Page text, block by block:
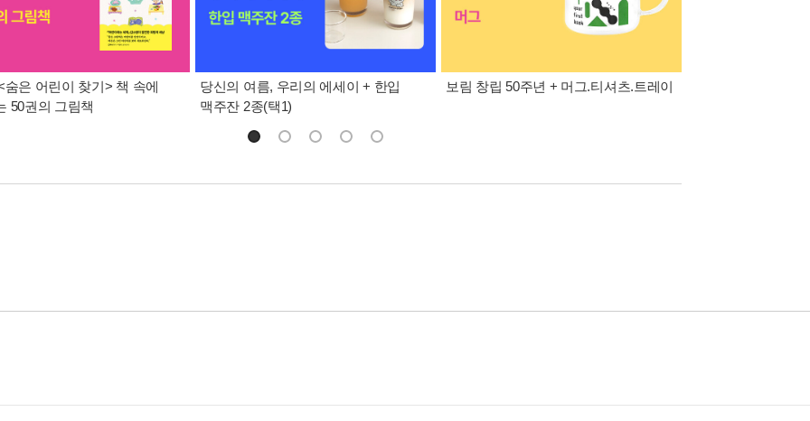
숨은 어린이 찾기> 책 속에
50권의 그림책
당신의 여름, 우리의 에세이 + 한입
맥주잔 2종(택1)
보림 창립 50주년 + 머그.티셔츠.트레이